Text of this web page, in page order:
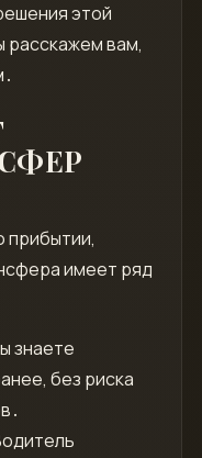
этой
расскажем вам,
прибытии,
имеет ряд
знаете
без риска